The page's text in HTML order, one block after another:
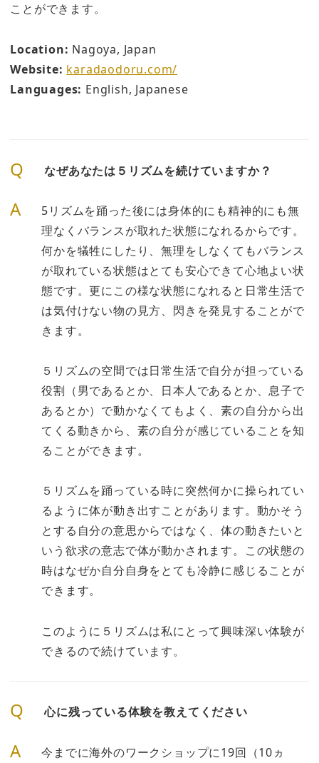
ことができます。
Location: Nagoya, Japan
Website: karadaodoru.com/
Languages: English, Japanese
Q なぜあなたは５リズムを続けていますか？
A
5リズムを踊った後には身体的にも精神的にも無
理なくバランスが取れた状態になれるからです。
何かを犠牲にしたり、無理をしなくてもバランス
が取れている状態はとても安心できて心地よい状
態です。更にこの様な状態になれると日常生活で
は気付けない物の見方、閃きを発見することがで
きます。
５リズムの空間では日常生活で自分が担っている
役割（男であるとか、日本人であるとか、息子で
あるとか）で動かなくてもよく、素の自分から出
てくる動きから、素の自分が感じていることを知
ることができます。
５リズムを踊っている時に突然何かに操られてい
るように体が動き出すことがあります。動かそう
とする自分の意思からではなく、体の動きたいと
いう欲求の意志で体が動かされます。この状態の
時はなぜか自分自身をとても冷静に感じることが
できます。
このように５リズムは私にとって興味深い体験が
できるので続けています。
Q 心に残っている体験を教えてください
A
今までに海外のワークショップに19回（10ヵ